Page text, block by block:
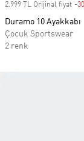
2.999 TL Orijinal fiyat -
Duramo 10 Ayakkabı
Çocuk Sportswear
2 renk